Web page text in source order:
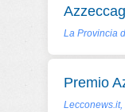
La Provincia
Premio